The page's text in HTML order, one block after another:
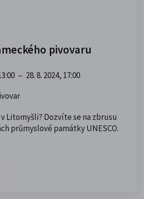
pivovaru
– 28. 8. 2024, 17:00
Litomyšli? Dozvíte se na zbrusu
průmyslové památky UNESCO.